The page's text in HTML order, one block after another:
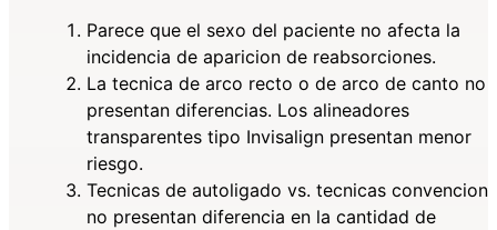
Parece que el sexo del paciente no afecta la
incidencia de aparicion de reabsorciones.
La tecnica de arco recto o de arco de canto no
presentan diferencias. Los alineadores
transparentes tipo Invisalign presentan menor
riesgo.
Tecnicas de autoligado vs. tecnicas
no presentan diferencia en la cantidad de